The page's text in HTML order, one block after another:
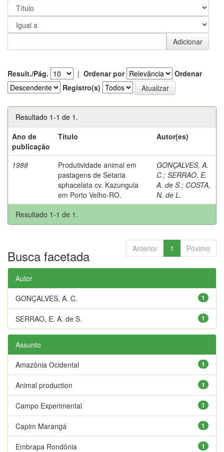
Result./Pág. | Ordenar por
Ordenar
Registro(s)
Resultado 1-1 de 1.
Ano de
publicação
Título Autor(es)
1988
Produtividade animal em
pastagens de Setaria
sphacelata cv. Kazungula
em Porto Velho-RO.
GONÇALVES, A.
C.; SERRAO, E.
A. de S.; COSTA,
N. de L.
Resultado 1-1 de 1.
Anterior 1 Póximo
Busca facetada
Autor
1
GONÇALVES, A. C.
1
SERRAO, E. A. de S.
Assunto
1
Amazônia Ocidental
1
Animal production
1
Campo Experimental
1
Capim Marangá
1
Embrapa Rondônia